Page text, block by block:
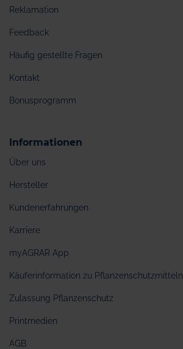
Reklamation
Feedback
Häufig gestellte Fragen
Kontakt
Bonusprogramm
Informationen
Über uns
Hersteller
Kundenerfahrungen
Karriere
myAGRAR App
Käuferinformation zu Pflanzenschutzmitteln
Zulassung Pflanzenschutz
Printmedien
AGB